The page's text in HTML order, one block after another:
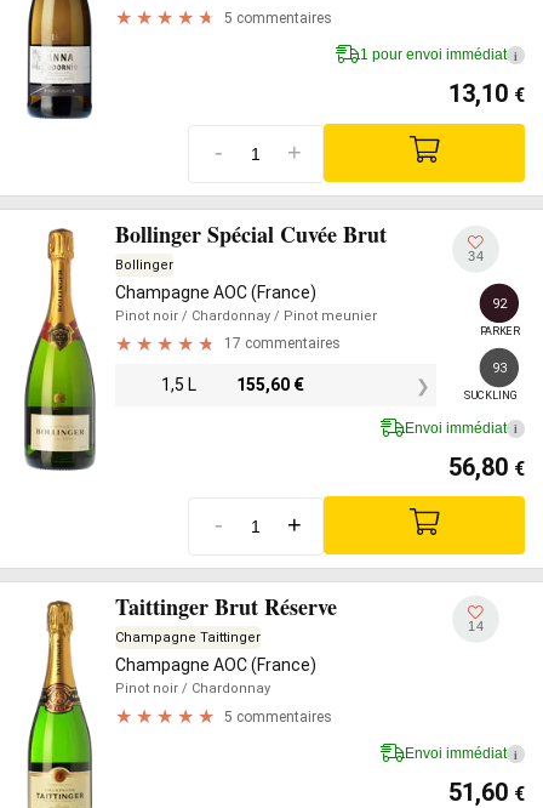
5 commentaires
1 pour envoi immédiat i
13,10 €
- +
Bollinger Spécial Cuvée Brut
Bollinger
Champagne AOC (France)
Pinot noir / Chardonnay / Pinot meunier
17 commentaires
1,5 L 155,60 €
34
92
PARKER
93
SUCKLING
Envoi immédiat i
56,80 €
- +
Taittinger Brut Réserve
Champagne Taittinger
Champagne AOC (France)
Pinot noir / Chardonnay
5 commentaires
14
Envoi immédiat i
51,60 €